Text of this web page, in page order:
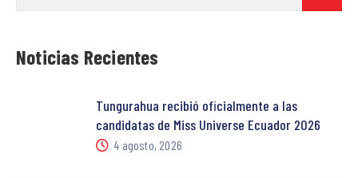
Noticias Recientes
Tungurahua recibió oficialmente a las
candidatas de Miss Universe Ecuador 2026
4 agosto, 2026